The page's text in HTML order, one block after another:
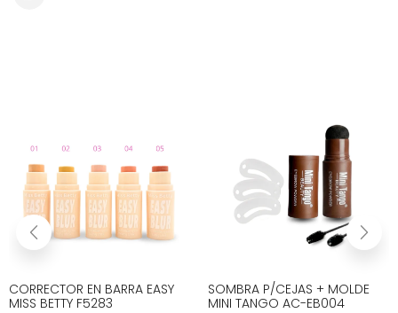
CORRECTOR EN BARRA EASY
MISS BETTY F5283
SOMBRA P/CEJAS + MOLDE
MINI TANGO AC-EB004